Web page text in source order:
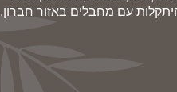
עם מחבלים באזור חברון.